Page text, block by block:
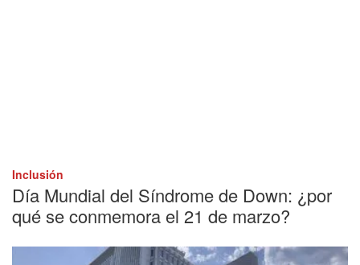
Inclusión
Día Mundial del Síndrome de Down: ¿por
qué se conmemora el 21 de marzo?